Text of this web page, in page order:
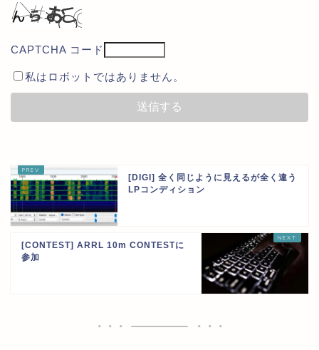
CAPTCHA コード
私はロボットではありません。
[DIGI] 全く同じように見えるが全く違う
LPコンディション
[CONTEST] ARRL 10m CONTESTに
参加